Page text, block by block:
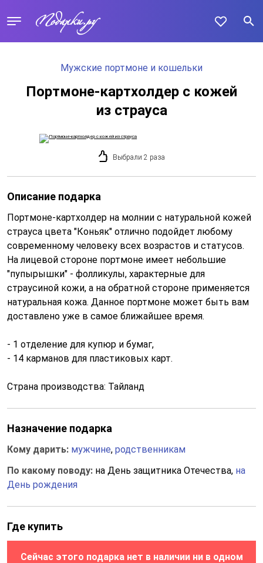
Мужские портмоне и кошельки
Портмоне-картхолдер с кожей
из страуса
Выбрали 2 раза
Описание подарка
Портмоне-картхолдер на молнии с натуральной кожей
страуса цвета "Коньяк" отлично подойдет любому
современному человеку всех возрастов и статусов.
На лицевой стороне портмоне имеет небольшие
"пупырышки" - фолликулы, характерные для
страусиной кожи, а на обратной стороне применяется
натуральная кожа. Данное портмоне может быть вам
доставлено уже в самое ближайшее время.
- 1 отделение для купюр и бумаг,
- 14 карманов для пластиковых карт.
Страна производства: Тайланд
Назначение подарка
Кому дарить: мужчине, родственникам
По какому поводу: на День защитника Отечества, на
День рождения
Где купить
Сейчас этого подарка нет в наличии ни в одном